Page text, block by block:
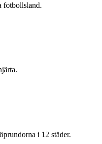
fotbollsland.
i 12 städer.